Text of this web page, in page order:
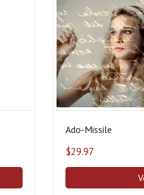
Ado-Missile
$29.97